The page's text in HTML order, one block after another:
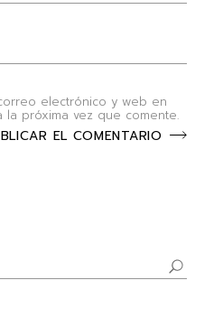
electrónico y web en
la próxima vez que comente.
EL COMENTARIO